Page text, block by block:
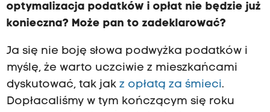
optymalizacja podatków i opłat nie będzie już
konieczna? Może pan to zadeklarować?
Ja się nie boję słowa podwyżka podatków i
myślę, że warto uczciwie z mieszkańcami
dyskutować, tak jak z opłatą za śmieci.
Dopłacaliśmy w tym kończącym się roku